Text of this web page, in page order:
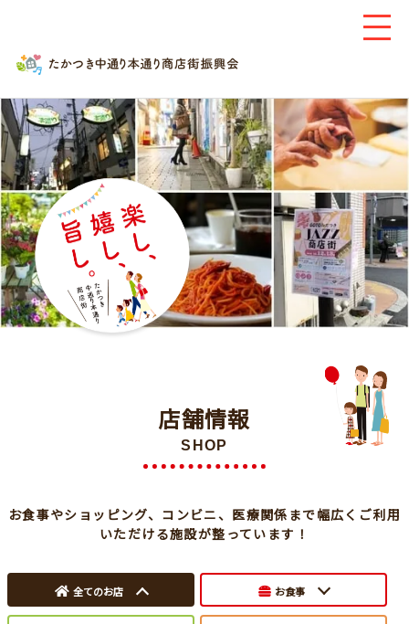
店舗情報
SHOP
お食事やショッピング、コンビニ、医療関係まで幅広くご利用
いただける施設が整っています！
全てのお店 お食事